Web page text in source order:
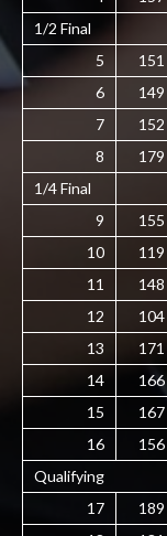
1/2 Final
5
151
6
149
7
152
8
179
1/4 Final
9
155
10
119
11
148
12
104
13
171
14
166
15
167
16
156
Qualifying
17
189